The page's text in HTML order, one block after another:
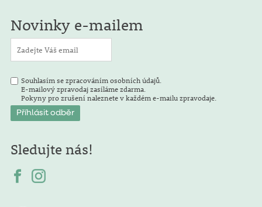
Novinky e-mailem
Souhlasím se zpracováním osobních údajů.
E-mailový zpravodaj zasíláme zdarma.
Pokyny pro zrušení naleznete v každém e-mailu zpravodaje.
Sledujte nás!